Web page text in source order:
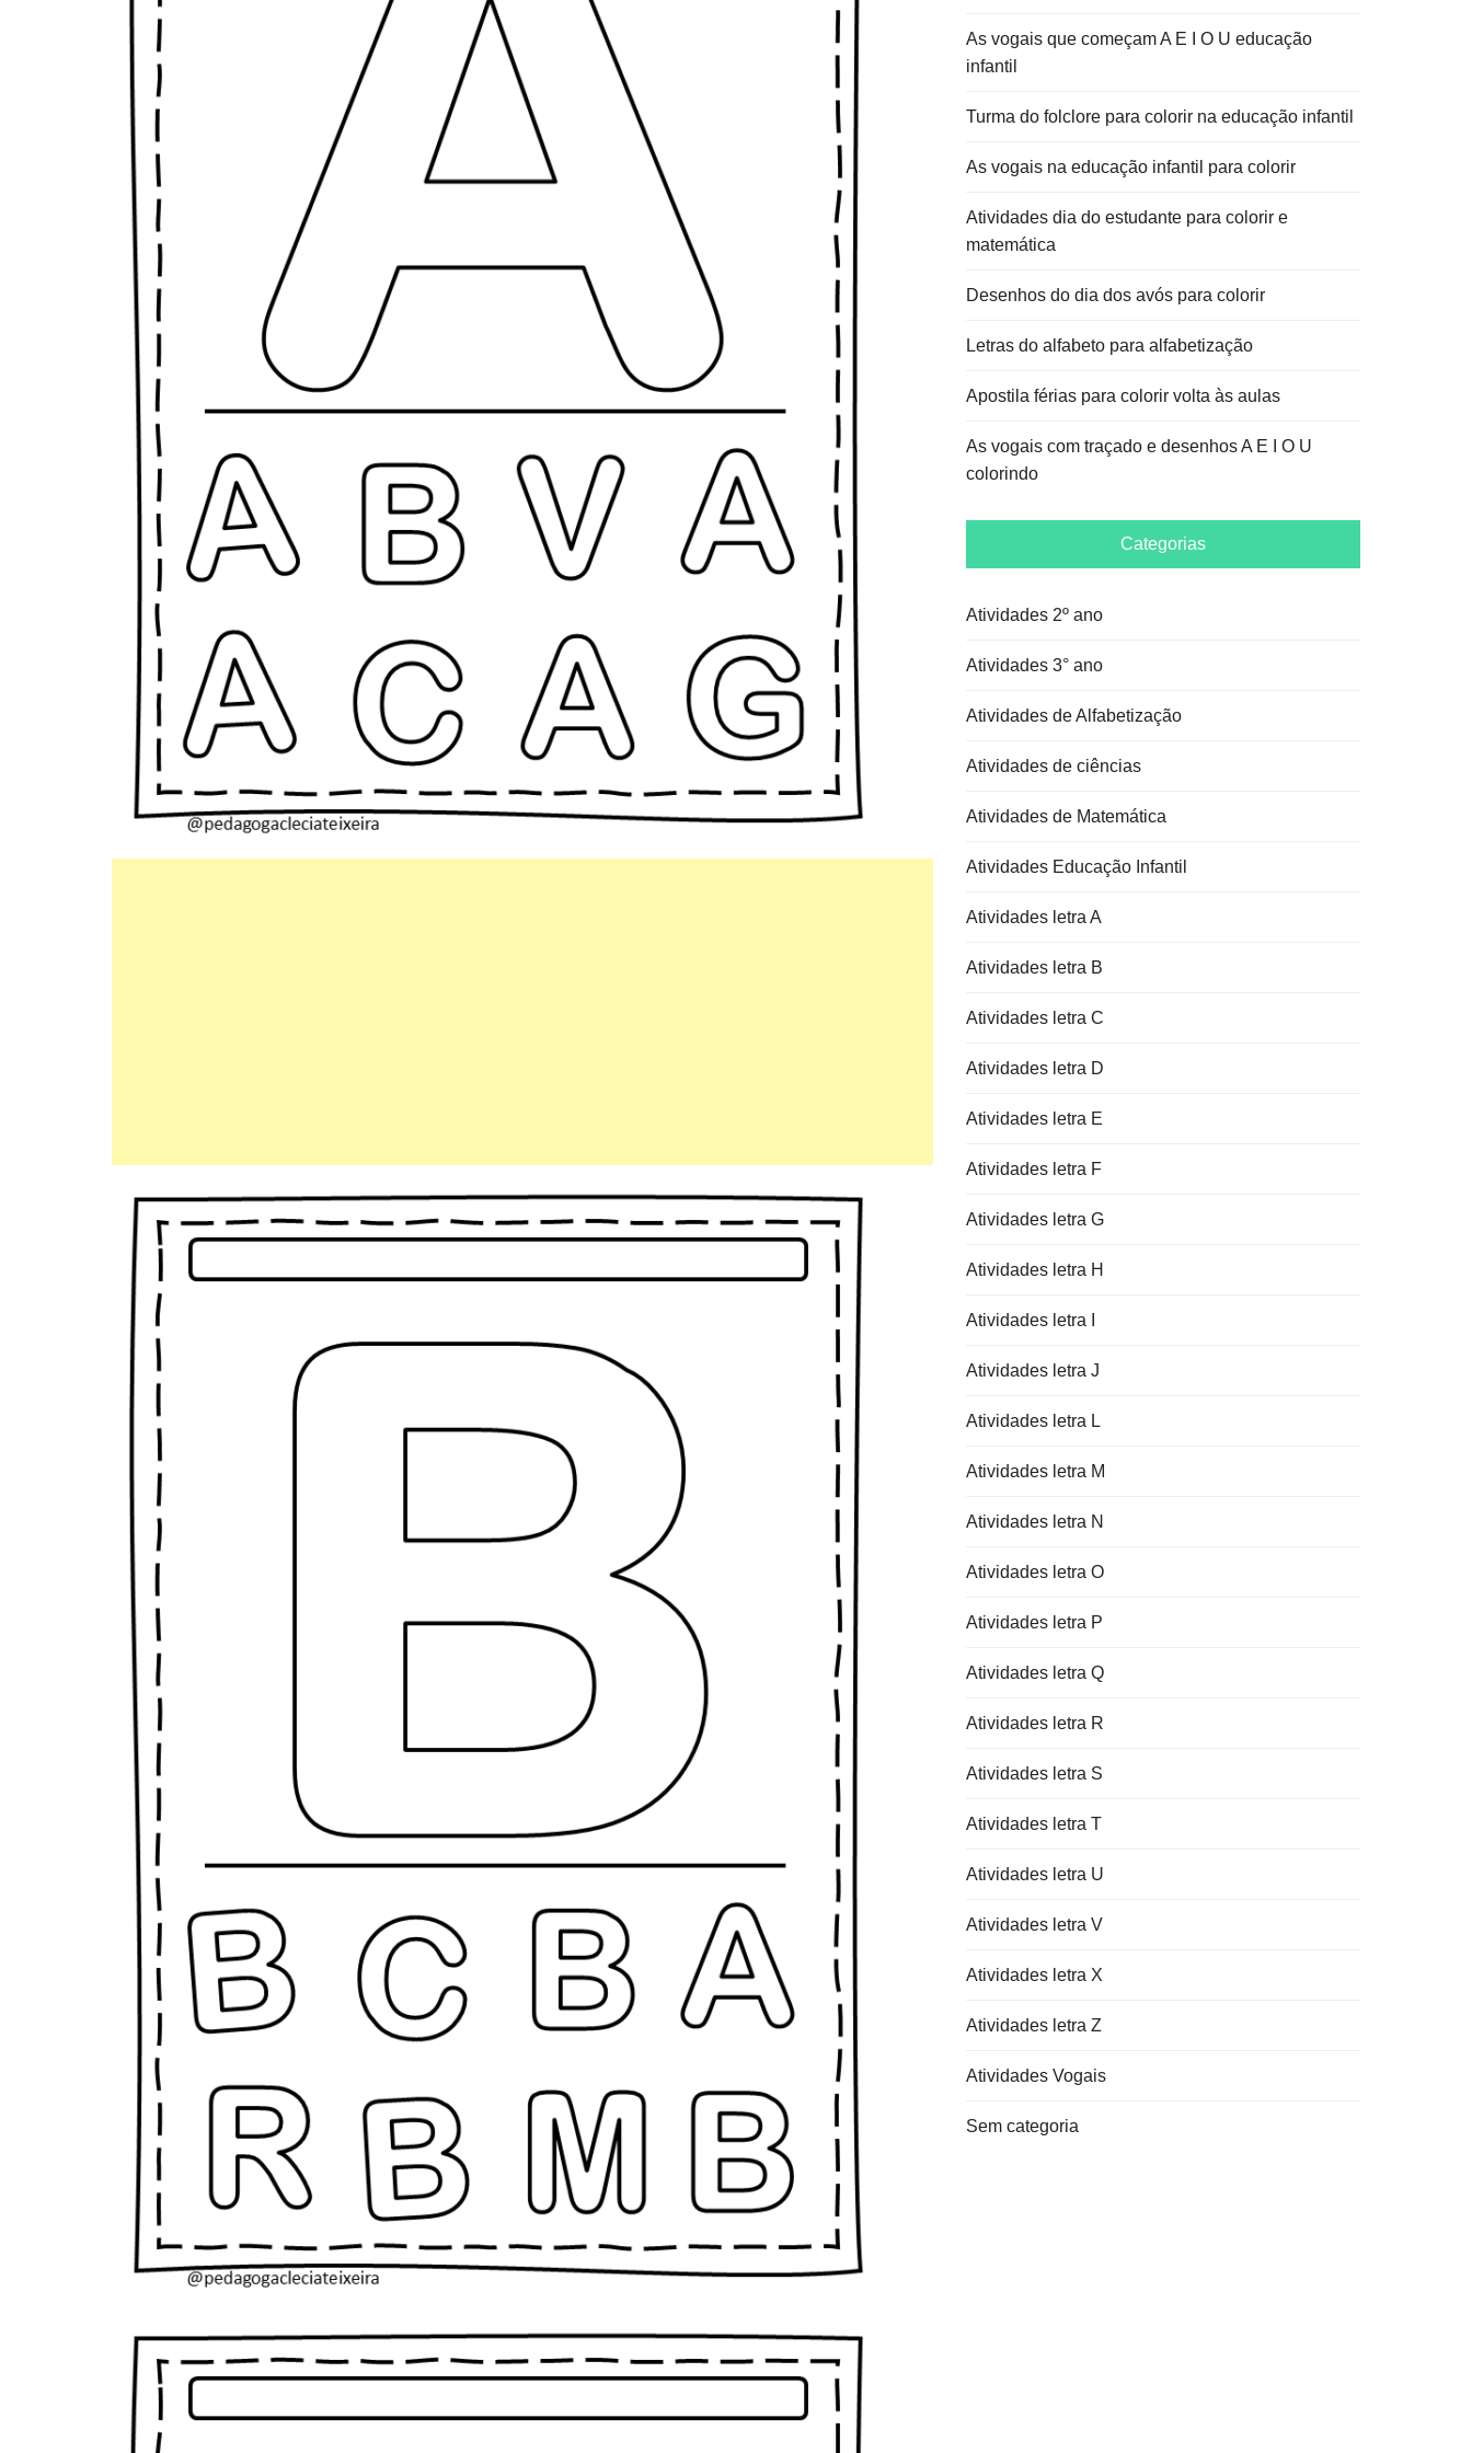
As vogais que começam A E I O U educação
infantil
Turma do folclore para colorir na educação infantil
As vogais na educação infantil para colorir
Atividades dia do estudante para colorir e
matemática
Desenhos do dia dos avós para colorir
Letras do alfabeto para alfabetização
Apostila férias para colorir volta às aulas
As vogais com traçado e desenhos A E I O U
colorindo
Categorias
Atividades 2º ano
Atividades 3° ano
Atividades de Alfabetização
Atividades de ciências
Atividades de Matemática
Atividades Educação Infantil
Atividades letra A
Atividades letra B
Atividades letra C
Atividades letra D
Atividades letra E
Atividades letra F
Atividades letra G
Atividades letra H
Atividades letra I
Atividades letra J
Atividades letra L
Atividades letra M
Atividades letra N
Atividades letra O
Atividades letra P
Atividades letra Q
Atividades letra R
Atividades letra S
Atividades letra T
Atividades letra U
Atividades letra V
Atividades letra X
Atividades letra Z
Atividades Vogais
Sem categoria